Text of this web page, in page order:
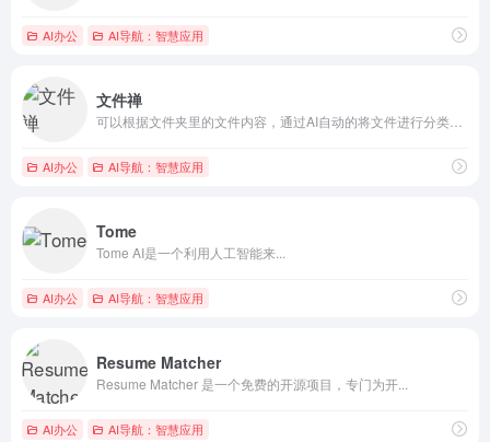
AI办公 AI导航：智慧应用
文件禅
AI办公 AI导航：智慧应用
Tome
Tome AI是一个利用人工智能来...
AI办公 AI导航：智慧应用
Resume Matcher
Resume Matcher 是一个免费的开源项目，专门为开...
AI办公 AI导航：智慧应用